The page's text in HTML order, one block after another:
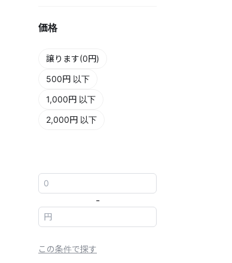
価格
譲ります(0円)
500円 以下
1,000円 以下
2,000円 以下
-
この条件で探す